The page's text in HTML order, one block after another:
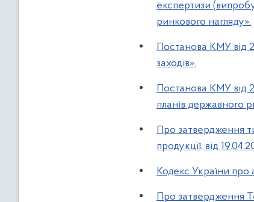
експертизи
ринкового нагляду».
Постанова КМУ від
заходів».
Постанова КМУ від
планів державного
Про затвердження
продукції, від
Кодекс України про
Про затвердження